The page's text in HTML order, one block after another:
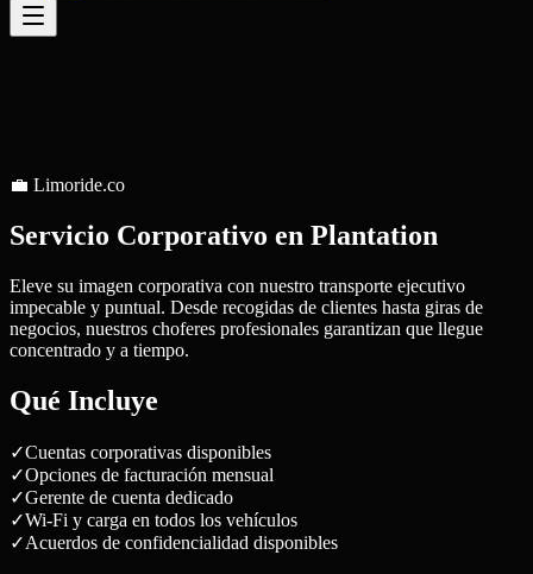
💼 Limoride.co
Servicio Corporativo en Plantation
Eleve su imagen corporativa con nuestro transporte ejecutivo
impecable y puntual. Desde recogidas de clientes hasta giras de
negocios, nuestros choferes profesionales garantizan que llegue
concentrado y a tiempo.
Qué Incluye
✓Cuentas corporativas disponibles
✓Opciones de facturación mensual
✓Gerente de cuenta dedicado
✓Wi-Fi y carga en todos los vehículos
✓Acuerdos de confidencialidad disponibles